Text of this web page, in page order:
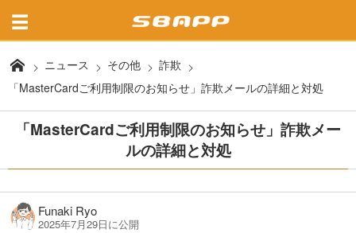
ニュース その他
詐欺
「MasterCardご利用制限のお知らせ」詐欺メールの詳細と対処
「MasterCardご利用制限のお知らせ」詐欺メー
ルの詳細と対処
Funaki Ryo
2025年7月29日に公開